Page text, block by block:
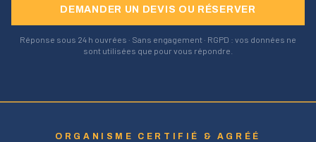
DEMANDER UN DEVIS OU RÉSERVER
Réponse sous 24 h ouvrées · Sans engagement · RGPD : vos données ne
sont utilisées que pour vous répondre.
ORGANISME CERTIFIÉ & AGRÉÉ